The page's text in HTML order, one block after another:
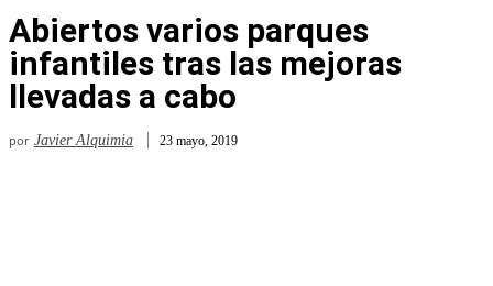
Abiertos varios parques
infantiles tras las mejoras
llevadas a cabo
por Javier Alquimia 23 mayo, 2019